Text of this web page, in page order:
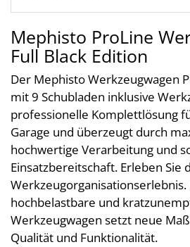
Mephisto ProLine
Full Black Edition
Der Mephisto Werkzeugwagen
mit 9 Schubladen inklusive
professionelle Komplettlösung
Garage und überzeugt durch
hochwertige Verarbeitung und
Einsatzbereitschaft. Erleben Sie
Werkzeugorganisationserlebnis.
hochbelastbare und
Werkzeugwagen setzt neue
Qualität und Funktionalität.